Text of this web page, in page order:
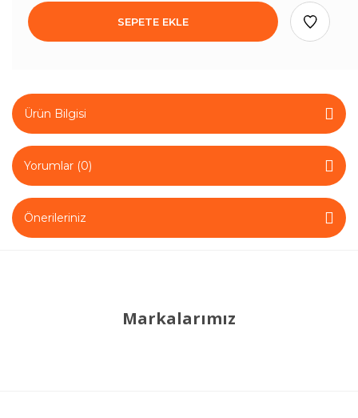
SEPETE EKLE
Ürün Bilgisi
Yorumlar (0)
Önerileriniz
Markalarımız